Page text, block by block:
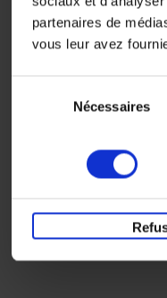
partenaires de
vous leur avez
Nécessaires